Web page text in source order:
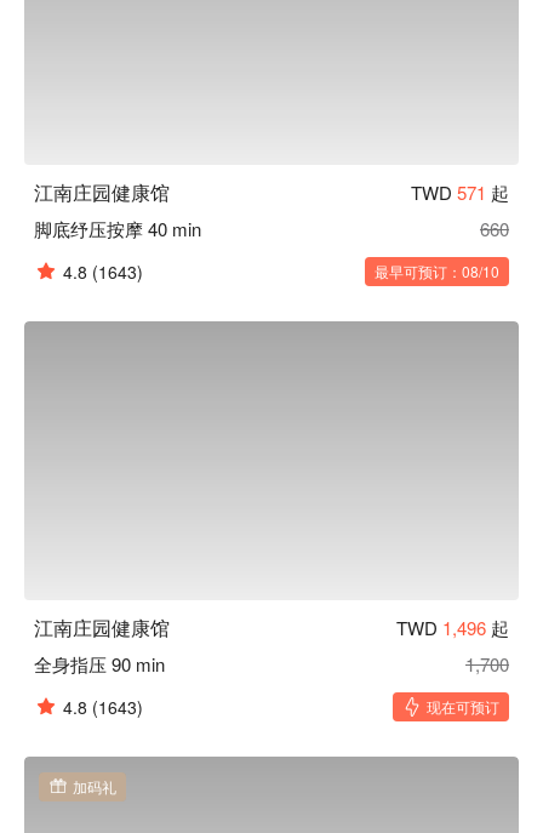
江南庄园健康馆 TWD 571 起
脚底纾压按摩 40 min
660
4.8 (1643) 最早可预订：08/10
江南庄园健康馆 TWD 1,496 起
全身指压 90 min
1,700
4.8 (1643) 现在可预订
加码礼